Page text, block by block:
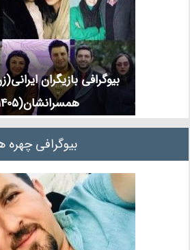
بیوگرافی بازیگران
همسرانشان(1405)
بیوگرافی چهره